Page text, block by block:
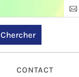
Chercher
CONTACT